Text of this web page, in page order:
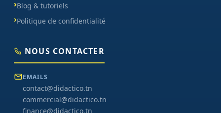
Blog & tutoriels
Politique de confidentialité
NOUS CONTACTER
EMAILS
contact@didactico.tn
commercial@didactico.tn
finance@didactico.tn